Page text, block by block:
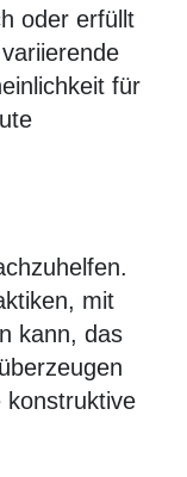
oder erfüllt
für
mit
kann, das
konstruktive